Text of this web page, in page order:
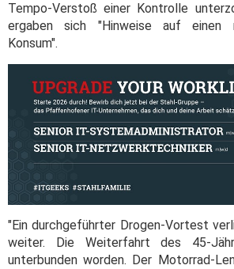
Tempo-Verstoß einer Kontrolle
ergaben sich "Hinweise auf einen
Konsum".
"Ein durchgeführter Drogen-Vortest
weiter. Die Weiterfahrt des 45-
unterbunden worden. Der Motorrad-